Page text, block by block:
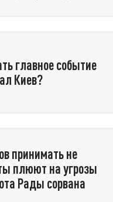
главное событие
Киев?
принимать не
плюют на угрозы
Рады сорвана